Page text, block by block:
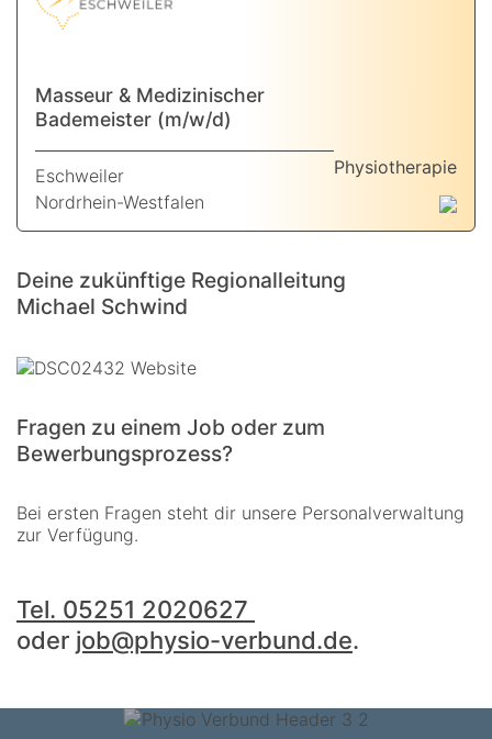
Masseur & Medizinischer
Bademeister (m/w/d)
Eschweiler
Nordrhein-Westfalen
Physiotherapie
Deine zukünftige Regionalleitung
Michael Schwind
Fragen zu einem Job oder zum
Bewerbungsprozess?
Bei ersten Fragen steht dir unsere Personalverwaltung
zur Verfügung.
Tel. 05251 2020627
oder job@physio-verbund.de.